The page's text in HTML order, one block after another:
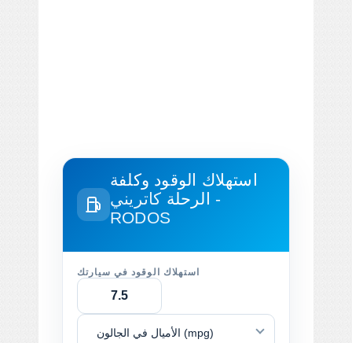
استهلاك الوقود وكلفة
الرحلة كاتريني -
RODOS
استهلاك الوقود في سيارتك
الأميال في الجالون (mpg)